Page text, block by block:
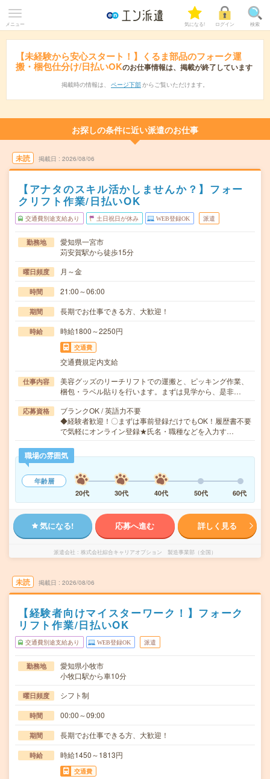
メニュー 気になる! ログイン 検索
【未経験から安心スタート！】くるま部品のフォーク運
搬・梱包仕分け/日払いOKのお仕事情報は、掲載が終了しています
掲載時の情報は、 ページ下部 からご覧いただけます。
お探しの条件に近い派遣のお仕事
未読 掲載日 2026/08/06
【アナタのスキル活かしませんか？】フォー
クリフト作業/日払いOK
交通費別途支給あり 土日祝日が休み WEB登録OK 派遣
勤務地
愛知県一宮市
苅安賀駅から徒歩15分
曜日頻度 月～金
時間 21:00～06:00
期間 長期でお仕事できる方、大歓迎！
時給 時給1800～2250円
交通費
交通費規定内支給
仕事内容
美容グッズのリーチリフトでの運搬と、ピッキング作業、
梱包・ラベル貼りを行います。まずは見学から、是非…
応募資格
ブランクOK / 英語力不要
◆経験者歓迎！〇まずは事前登録だけでもOK！履歴書不要
で気軽にオンライン登録★氏名・職種などを入力す…
職場の雰囲気
年齢層
20代
30代 40代 50代 60代
気になる! 応募へ進む 詳しく見る
派遣会社 株式会社綜合キャリアオプション 製造事業部（全国）
未読 掲載日 2026/08/06
【経験者向けマイスターワーク！】フォーク
リフト作業/日払いOK
交通費別途支給あり WEB登録OK 派遣
勤務地
愛知県小牧市
小牧口駅から車10分
曜日頻度 シフト制
時間 00:00～09:00
期間 長期でお仕事できる方、大歓迎！
時給 時給1450～1813円
交通費